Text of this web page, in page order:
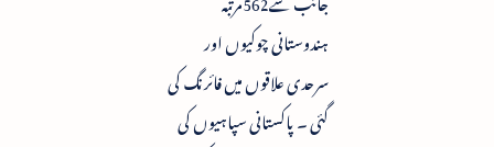
ہندوستانی چوکیوں اور
سرحدی علاقوں میں فائرنگ کی
گئی ۔ پاکستانی سپاہیوں کی